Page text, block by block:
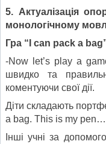
5. Актуалізація
монологічному
Гра “I can pack a
-Now let’s play a
швидко та
коментуючи свої дії.
Діти складають
a bag. This is my
Інші учні за